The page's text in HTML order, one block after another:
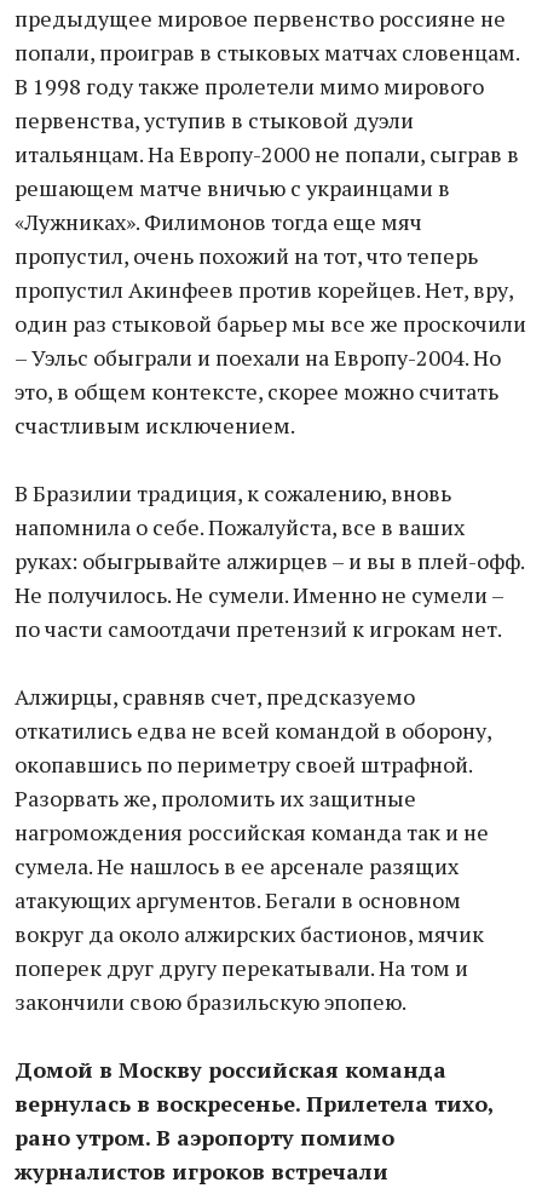
предыдущее мировое первенство россияне не
попали, проиграв в стыковых матчах словенцам.
В 1998 году также пролетели мимо мирового
первенства, уступив в стыковой дуэли
итальянцам. На Европу-2000 не попали, сыграв в
решающем матче вничью с украинцами в
«Лужниках». Филимонов тогда еще мяч
пропустил, очень похожий на тот, что теперь
пропустил Акинфеев против корейцев. Нет, вру,
один раз стыковой барьер мы все же проскочили
– Уэльс обыграли и поехали на Европу-2004. Но
это, в общем контексте, скорее можно считать
счастливым исключением.
В Бразилии традиция, к сожалению, вновь
напомнила о себе. Пожалуйста, все в ваших
руках: обыгрывайте алжирцев – и вы в плей-офф.
Не получилось. Не сумели. Именно не сумели –
по части самоотдачи претензий к игрокам нет.
Алжирцы, сравняв счет, предсказуемо
откатились едва не всей командой в оборону,
окопавшись по периметру своей штрафной.
Разорвать же, проломить их защитные
нагромождения российская команда так и не
сумела. Не нашлось в ее арсенале разящих
атакующих аргументов. Бегали в основном
вокруг да около алжирских бастионов, мячик
поперек друг другу перекатывали. На том и
закончили свою бразильскую эпопею.
Домой в Москву российская команда
вернулась в воскресенье. Прилетела тихо,
рано утром. В аэропорту помимо
журналистов игроков встречали